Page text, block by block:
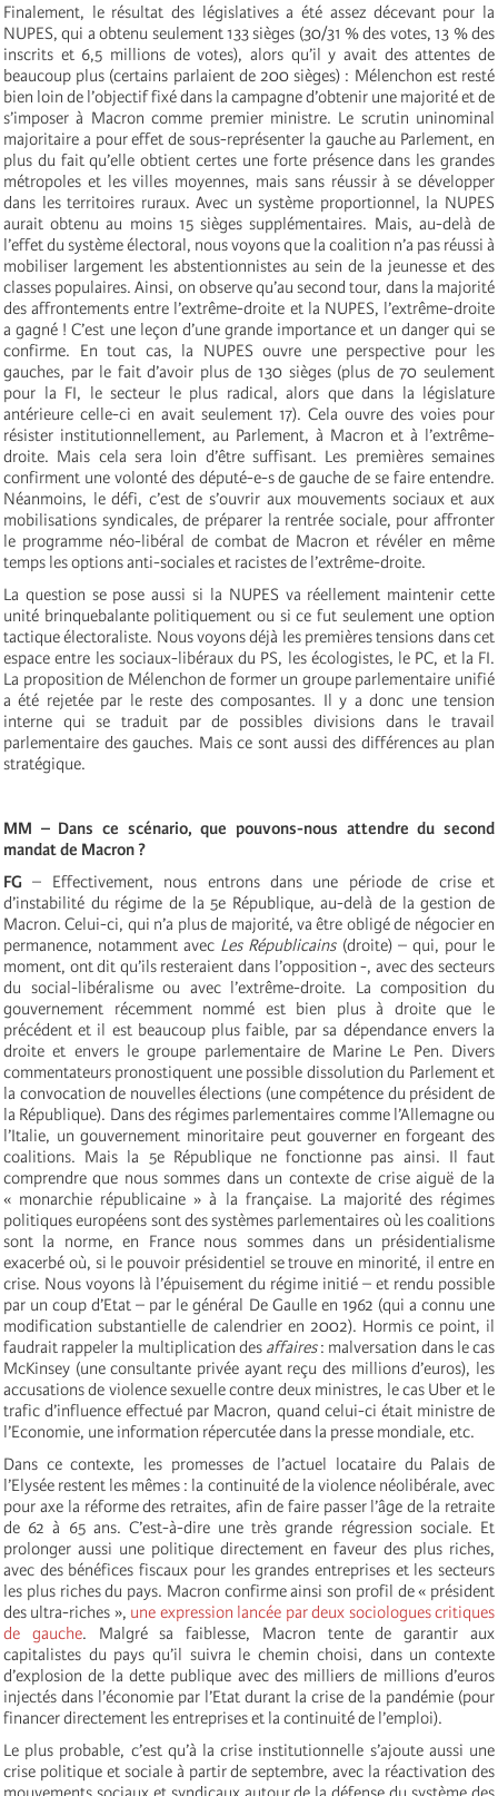
Finalement, le résultat des législatives a été assez décevant pour la
NUPES, qui a obtenu seulement 133 sièges (30/31 % des votes, 13 % des
inscrits et 6,5 millions de votes), alors qu’il y avait des attentes de
beaucoup plus (certains parlaient de 200 sièges) : Mélenchon est resté
bien loin de l’objectif fixé dans la campagne d’obtenir une majorité et de
s’imposer à Macron comme premier ministre. Le scrutin uninominal
majoritaire a pour effet de sous-représenter la gauche au Parlement, en
plus du fait qu’elle obtient certes une forte présence dans les grandes
métropoles et les villes moyennes, mais sans réussir à se développer
dans les territoires ruraux. Avec un système proportionnel, la NUPES
aurait obtenu au moins 15 sièges supplémentaires. Mais, au-delà de
l’effet du système électoral, nous voyons que la coalition n’a pas réussi à
mobiliser largement les abstentionnistes au sein de la jeunesse et des
classes populaires. Ainsi, on observe qu’au second tour, dans la majorité
des affrontements entre l’extrême-droite et la NUPES, l’extrême-droite
a gagné ! C’est une leçon d’une grande importance et un danger qui se
confirme. En tout cas, la NUPES ouvre une perspective pour les
gauches, par le fait d’avoir plus de 130 sièges (plus de 70 seulement
pour la FI, le secteur le plus radical, alors que dans la législature
antérieure celle-ci en avait seulement 17). Cela ouvre des voies pour
résister institutionnellement, au Parlement, à Macron et à l’extrême-
droite. Mais cela sera loin d’être suffisant. Les premières semaines
confirment une volonté des député-e-s de gauche de se faire entendre.
Néanmoins, le défi, c’est de s’ouvrir aux mouvements sociaux et aux
mobilisations syndicales, de préparer la rentrée sociale, pour affronter
le programme néo-libéral de combat de Macron et révéler en même
temps les options anti-sociales et racistes de l’extrême-droite.
La question se pose aussi si la NUPES va réellement maintenir cette
unité brinquebalante politiquement ou si ce fut seulement une option
tactique électoraliste. Nous voyons déjà les premières tensions dans cet
espace entre les sociaux-libéraux du PS, les écologistes, le PC, et la FI.
La proposition de Mélenchon de former un groupe parlementaire unifié
a été rejetée par le reste des composantes. Il y a donc une tension
interne qui se traduit par de possibles divisions dans le travail
parlementaire des gauches. Mais ce sont aussi des différences au plan
stratégique.
MM – Dans ce scénario, que pouvons-nous attendre du second
mandat de Macron ?
FG – Effectivement, nous entrons dans une période de crise et
d’instabilité du régime de la 5e République, au-delà de la gestion de
Macron. Celui-ci, qui n’a plus de majorité, va être obligé de négocier en
permanence, notamment avec Les Républicains(droite) – qui, pour le
moment, ont dit qu’ils resteraient dans l’opposition -, avec des secteurs
du social-libéralisme ou avec l’extrême-droite. La composition du
gouvernement récemment nommé est bien plus à droite que le
précédent et il est beaucoup plus faible, par sa dépendance envers la
droite et envers le groupe parlementaire de Marine Le Pen. Divers
commentateurs pronostiquent une possible dissolution du Parlement et
la convocation de nouvelles élections (une compétence du président de
la République). Dans des régimes parlementaires comme l’Allemagne ou
l’Italie, un gouvernement minoritaire peut gouverner en forgeant des
coalitions. Mais la 5e République ne fonctionne pas ainsi. Il faut
comprendre que nous sommes dans un contexte de crise aiguë de la
« monarchie républicaine » à la française. La majorité des régimes
politiques européens sont des systèmes parlementaires où les coalitions
sont la norme, en France nous sommes dans un présidentialisme
exacerbé où, si le pouvoir présidentiel se trouve en minorité, il entre en
crise. Nous voyons là l’épuisement du régime initié – et rendu possible
par un coup d’Etat – par le général De Gaulle en 1962 (qui a connu une
modification substantielle de calendrier en 2002). Hormis ce point, il
faudrait rappeler la multiplication des affaires: malversation dans le cas
McKinsey (une consultante privée ayant reçu des millions d’euros), les
accusations de violence sexuelle contre deux ministres, le cas Uber et le
trafic d’influence effectué par Macron, quand celui-ci était ministre de
l’Economie, une information répercutée dans la presse mondiale, etc.
Dans ce contexte, les promesses de l’actuel locataire du Palais de
l’Elysée restent les mêmes : la continuité de la violence néolibérale, avec
pour axe la réforme des retraites, afin de faire passer l’âge de la retraite
de 62 à 65 ans. C’est-à-dire une très grande régression sociale. Et
prolonger aussi une politique directement en faveur des plus riches,
avec des bénéfices fiscaux pour les grandes entreprises et les secteurs
les plus riches du pays. Macron confirme ainsi son profil de « président
des ultra-riches », une expression lancée par deux sociologues critiques
de gauche. Malgré sa faiblesse, Macron tente de garantir aux
capitalistes du pays qu’il suivra le chemin choisi, dans un contexte
d’explosion de la dette publique avec des milliers de millions d’euros
injectés dans l’économie par l’Etat durant la crise de la pandémie (pour
financer directement les entreprises et la continuité de l’emploi).
Le plus probable, c’est qu’à la crise institutionnelle s’ajoute aussi une
crise politique et sociale à partir de septembre, avec la réactivation des